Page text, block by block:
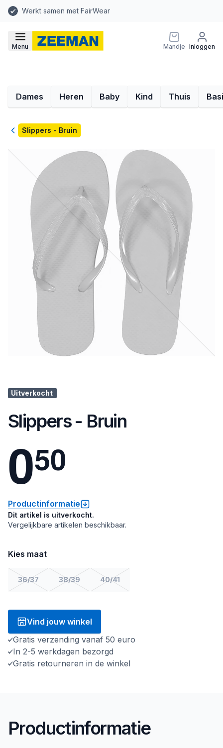
Werkt samen met FairWear
Menu Mandje Inloggen
Dames Heren Baby Kind Thuis
TerugSlippers - Bruin
Uitverkocht
Slippers - Bruin
050
Productinformatie
Dit artikel is uitverkocht.
Vergelijkbare artikelen beschikbaar.
Kies maat
36/37 38/39 40/41
Vind jouw winkel
Gratis verzending vanaf 50 euro
In 2-5 werkdagen bezorgd
Gratis retourneren in de winkel
Productinformatie